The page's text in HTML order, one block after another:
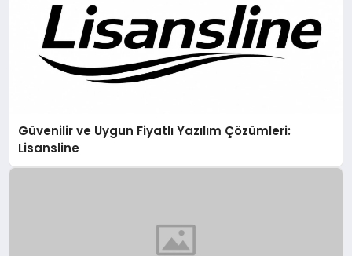
Güvenilir ve Uygun Fiyatlı Yazılım Çözümleri:
Lisansline